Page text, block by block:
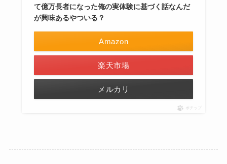
て億万長者になった俺の実体験に基づく話なんだ
が興味あるやついる？
Amazon
楽天市場
メルカリ
ポチップ